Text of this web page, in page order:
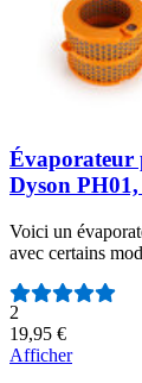
Évaporateur
Dyson
Voici un
avec certains
Nombre d'avis :
2
19,95 €
Afficher